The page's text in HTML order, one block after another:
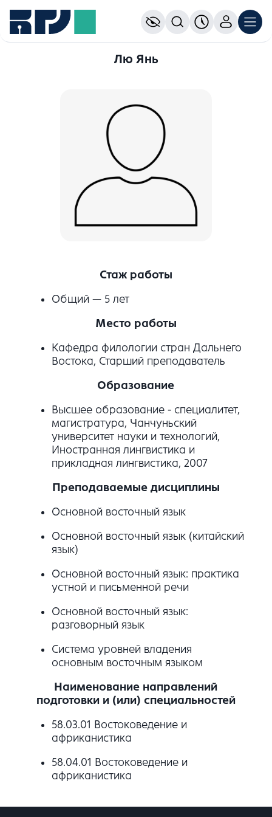
Лю Янь
Стаж работы
Общий — 5 лет
Место работы
Кафедра филологии стран Дальнего
Востока, Старший преподаватель
Образование
Высшее образование - специалитет,
магистратура, Чанчуньский
университет науки и технологий,
Иностранная лингвистика и
прикладная лингвистика, 2007
Преподаваемые дисциплины
Основной восточный язык
Основной восточный язык (китайский
язык)
Основной восточный язык: практика
устной и письменной речи
Основной восточный язык:
разговорный язык
Система уровней владения
основным восточным языком
Наименование направлений
подготовки и (или) специальностей
58.03.01 Востоковедение и
африканистика
58.04.01 Востоковедение и
африканистика